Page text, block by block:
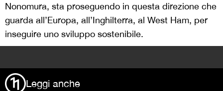
Nonomura, sta proseguendo in questa direzione che
guarda all’Europa, all’Inghilterra, al West Ham, per
inseguire uno sviluppo sostenibile.
Leggi anche